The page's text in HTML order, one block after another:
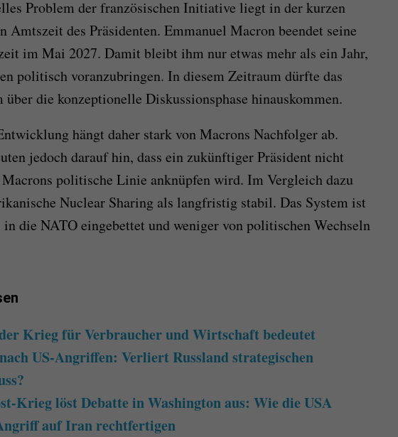
Problem der französischen Initiative liegt in der kurzen
Amtszeit des Präsidenten. Emmanuel Macron beendet seine
im Mai 2027. Damit bleibt ihm nur etwas mehr als ein Jahr,
politisch voranzubringen. In diesem Zeitraum dürfte das
über die konzeptionelle Diskussionsphase hinauskommen.
hängt daher stark von Macrons Nachfolger ab.
jedoch darauf hin, dass ein zukünftiger Präsident nicht
politische Linie anknüpfen wird. Im Vergleich dazu
Nuclear Sharing als langfristig stabil. Das System ist
die NATO eingebettet und weniger von politischen Wechseln
Krieg für Verbraucher und Wirtschaft bedeutet
US-Angriffen: Verliert Russland strategischen
Krieg löst Debatte in Washington aus: Wie die USA
auf Iran rechtfertigen